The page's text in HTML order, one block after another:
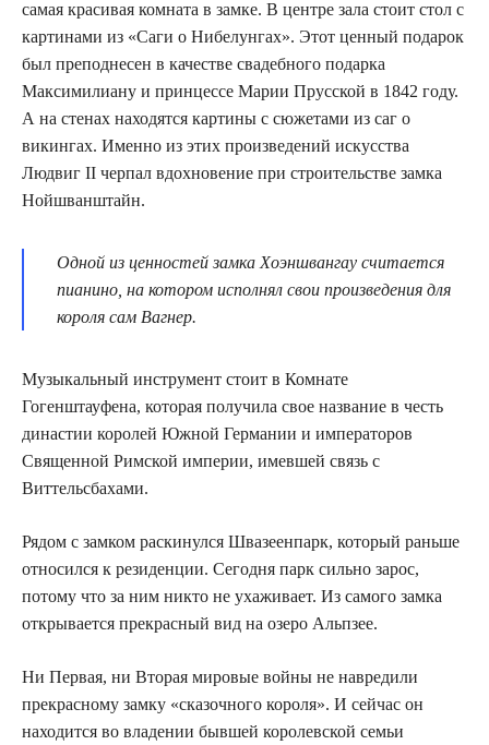
самая красивая комната в замке. В центре зала стоит стол с
картинами из «Саги о Нибелунгах». Этот ценный подарок
был преподнесен в качестве свадебного подарка
Максимилиану и принцессе Марии Прусской в 1842 году.
А на стенах находятся картины с сюжетами из саг о
викингах. Именно из этих произведений искусства
Людвиг II черпал вдохновение при строительстве замка
Нойшванштайн.
Одной из ценностей замка Хоэншвангау считается
пианино, на котором исполнял свои произведения для
короля сам Вагнер.
Музыкальный инструмент стоит в Комнате
Гогенштауфена, которая получила свое название в честь
династии королей Южной Германии и императоров
Священной Римской империи, имевшей связь с
Виттельсбахами.
Рядом с замком раскинулся Швазеенпарк, который раньше
относился к резиденции. Сегодня парк сильно зарос,
потому что за ним никто не ухаживает. Из самого замка
открывается прекрасный вид на озеро Альпзее.
Ни Первая, ни Вторая мировые войны не навредили
прекрасному замку «сказочного короля». И сейчас он
находится во владении бывшей королевской семьи